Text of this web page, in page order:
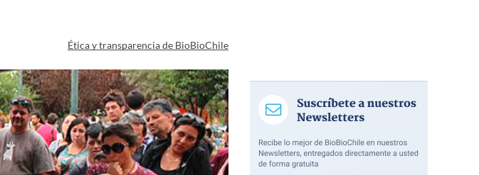
Ética y transparencia de BioBioChile